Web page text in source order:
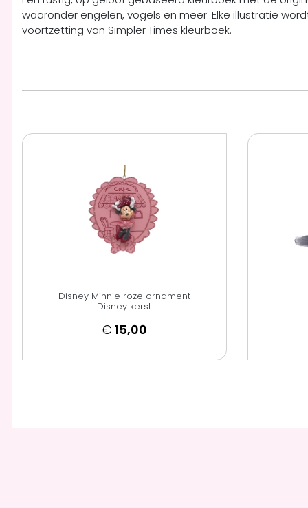
waaronder engelen, vogels en meer. Elke illustratie
voortzetting van Simpler Times kleurboek.
Disney Minnie roze ornament
Disney kerst
€ 15,00